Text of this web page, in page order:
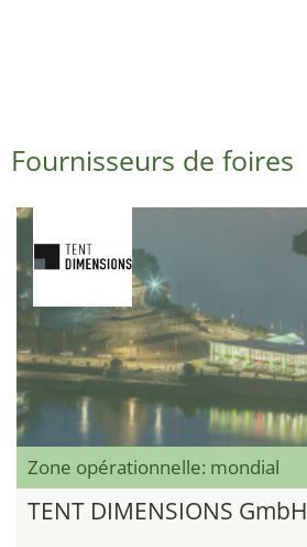
Fournisseurs de foires
Zone opérationnelle: mondial
TENT DIMENSIONS GmbH